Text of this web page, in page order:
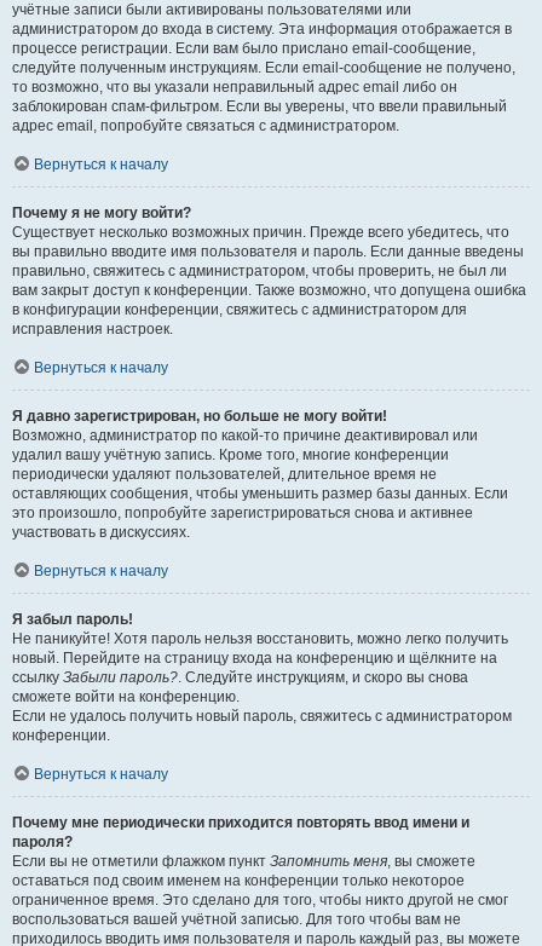
учётные записи были активированы пользователями или
администратором до входа в систему. Эта информация отображается в
процессе регистрации. Если вам было прислано email-сообщение,
следуйте полученным инструкциям. Если email-сообщение не получено,
то возможно, что вы указали неправильный адрес email либо он
заблокирован спам-фильтром. Если вы уверены, что ввели правильный
адрес email, попробуйте связаться с администратором.
Вернуться к началу
Почему я не могу войти?
Существует несколько возможных причин. Прежде всего убедитесь, что
вы правильно вводите имя пользователя и пароль. Если данные введены
правильно, свяжитесь с администратором, чтобы проверить, не был ли
вам закрыт доступ к конференции. Также возможно, что допущена ошибка
в конфигурации конференции, свяжитесь с администратором для
исправления настроек.
Вернуться к началу
Я давно зарегистрирован, но больше не могу войти!
Возможно, администратор по какой-то причине деактивировал или
удалил вашу учётную запись. Кроме того, многие конференции
периодически удаляют пользователей, длительное время не
оставляющих сообщения, чтобы уменьшить размер базы данных. Если
это произошло, попробуйте зарегистрироваться снова и активнее
участвовать в дискуссиях.
Вернуться к началу
Я забыл пароль!
Не паникуйте! Хотя пароль нельзя восстановить, можно легко получить
новый. Перейдите на страницу входа на конференцию и щёлкните на
ссылку Забыли пароль?. Следуйте инструкциям, и скоро вы снова
сможете войти на конференцию.
Если не удалось получить новый пароль, свяжитесь с администратором
конференции.
Вернуться к началу
Почему мне периодически приходится повторять ввод имени и
пароля?
Если вы не отметили флажком пункт Запомнить меня, вы сможете
оставаться под своим именем на конференции только некоторое
ограниченное время. Это сделано для того, чтобы никто другой не смог
воспользоваться вашей учётной записью. Для того чтобы вам не
приходилось вводить имя пользователя и пароль каждый раз, вы можете